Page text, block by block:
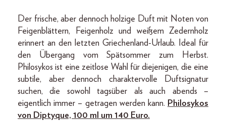
Der frische, aber dennoch holzige Duft mit Noten von
Feigenblättern, Feigenholz und weißem Zedernholz
erinnert an den letzten Griechenland-Urlaub. Ideal für
den Übergang vom Spätsommer zum Herbst.
Philosykos ist eine zeitlose Wahl für diejenigen, die eine
subtile, aber dennoch charaktervolle Duftsignatur
suchen, die sowohl tagsüber als auch abends –
eigentlich immer – getragen werden kann. Philosykos
von Diptyque, 100 ml um 140 Euro.